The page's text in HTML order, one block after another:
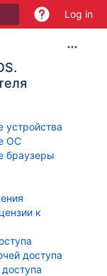
Log in
ОС
браузеры
к
доступа